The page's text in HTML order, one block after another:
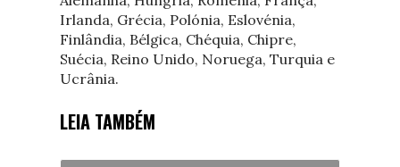
Irlanda, Grécia, Polónia, Eslovénia,
Finlândia, Bélgica, Chéquia, Chipre,
Suécia, Reino Unido, Noruega, Turquia e
Ucrânia.
LEIA TAMBÉM